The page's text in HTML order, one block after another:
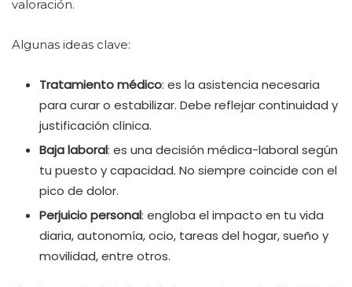
valoración.
Algunas ideas clave:
Tratamiento médico: es la asistencia necesaria
para curar o estabilizar. Debe reflejar continuidad y
justificación clínica.
Baja laboral: es una decisión médica-laboral según
tu puesto y capacidad. No siempre coincide con el
pico de dolor.
Perjuicio personal: engloba el impacto en tu vida
diaria, autonomía, ocio, tareas del hogar, sueño y
movilidad, entre otros.